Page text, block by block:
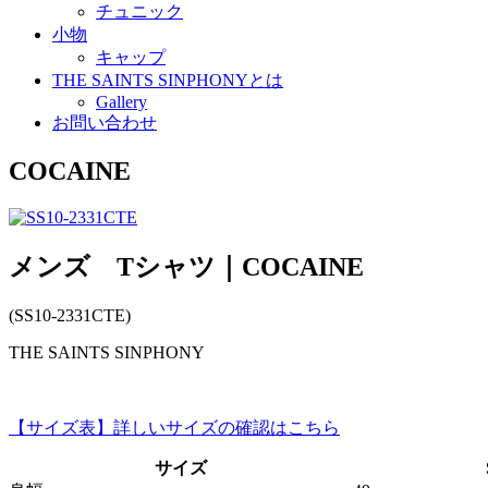
チュニック
小物
キャップ
THE SAINTS SINPHONYとは
Gallery
お問い合わせ
COCAINE
メンズ Tシャツ｜COCAINE
(SS10-2331CTE)
THE SAINTS SINPHONY
【サイズ表】詳しいサイズの確認はこちら
サイズ